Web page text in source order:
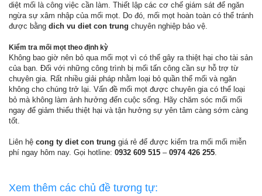
diệt mối là công việc cần làm. Thiết lập các cơ chế giám sát để ngăn
ngừa sự xâm nhập của mối mọt. Do đó, mối mọt hoàn toàn có thể tránh
được bằng dich vu diet con trung chuyên nghiệp bảo vệ.
Kiểm tra mối mọt theo định kỳ
Không bao giờ nên bỏ qua mối mọt vì có thể gây ra thiệt hại cho tài sản
của bạn. Đối với những công trình bị mối tấn công cần sự hỗ trợ từ
chuyên gia. Rất nhiều giải pháp nhằm loại bỏ quần thể mối và ngăn
không cho chúng trở lại. Vấn đề mối mọt được chuyên gia có thể loại
bỏ mà không làm ảnh hưởng đến cuộc sống. Hãy chăm sóc mối mối
ngay để giảm thiểu thiệt hại và tận hưởng sự yên tâm càng sớm càng
tốt.
Liên hệ cong ty diet con trung giá rẻ để được kiểm tra mối mối miễn
phí ngay hôm nay. Gọi hotline: 0932 609 515 – 0974 426 255.
Xem thêm các chủ đề tương tự: